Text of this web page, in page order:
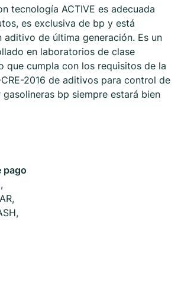
tecnología ACTIVE es adecuada
es exclusiva de bp y está
aditivo de última generación. Es un
en laboratorios de clase
que cumpla con los requisitos de la
2016 de aditivos para control de
gasolineras bp siempre estará bien
pago